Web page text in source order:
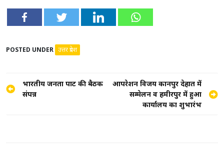
POSTED UNDER उत्तर प्रदेश
Post
navigation
भारतीय जनता पार्टी की बैठक
संपन्न
आपरेशन विजय कानपुर देहात में
सम्मेलन व हमीरपुर में हुआ
कार्यालय का शुभारंभ